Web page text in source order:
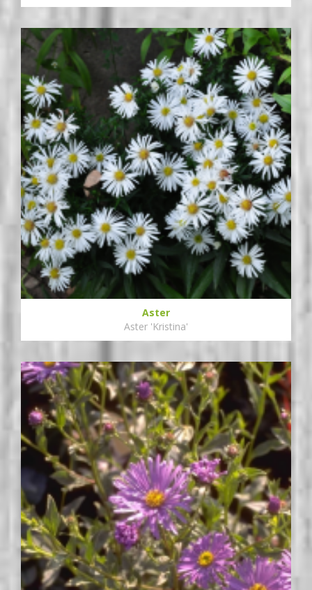
Aster
Aster 'Kristina'